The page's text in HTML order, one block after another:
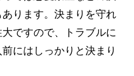
ります。決まりを守れ
ですので、トラブルに
にはしっかりと決まり